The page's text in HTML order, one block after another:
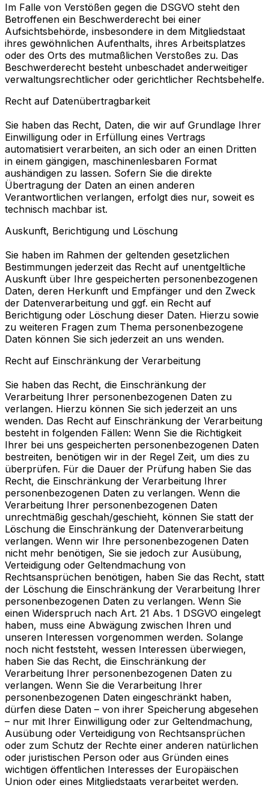
Im Falle von Verstößen gegen die DSGVO steht den
Betroffenen ein Beschwerderecht bei einer
Aufsichtsbehörde, insbesondere in dem Mitgliedstaat
ihres gewöhnlichen Aufenthalts, ihres Arbeitsplatzes
oder des Orts des mutmaßlichen Verstoßes zu. Das
Beschwerderecht besteht unbeschadet anderweitiger
verwaltungsrechtlicher oder gerichtlicher Rechtsbehelfe.
Recht auf Datenübertragbarkeit
Sie haben das Recht, Daten, die wir auf Grundlage Ihrer
Einwilligung oder in Erfüllung eines Vertrags
automatisiert verarbeiten, an sich oder an einen Dritten
in einem gängigen, maschinenlesbaren Format
aushändigen zu lassen. Sofern Sie die direkte
Übertragung der Daten an einen anderen
Verantwortlichen verlangen, erfolgt dies nur, soweit es
technisch machbar ist.
Auskunft, Berichtigung und Löschung
Sie haben im Rahmen der geltenden gesetzlichen
Bestimmungen jederzeit das Recht auf unentgeltliche
Auskunft über Ihre gespeicherten personenbezogenen
Daten, deren Herkunft und Empfänger und den Zweck
der Datenverarbeitung und ggf. ein Recht auf
Berichtigung oder Löschung dieser Daten. Hierzu sowie
zu weiteren Fragen zum Thema personenbezogene
Daten können Sie sich jederzeit an uns wenden.
Recht auf Einschränkung der Verarbeitung
Sie haben das Recht, die Einschränkung der
Verarbeitung Ihrer personenbezogenen Daten zu
verlangen. Hierzu können Sie sich jederzeit an uns
wenden. Das Recht auf Einschränkung der Verarbeitung
besteht in folgenden Fällen: Wenn Sie die Richtigkeit
Ihrer bei uns gespeicherten personenbezogenen Daten
bestreiten, benötigen wir in der Regel Zeit, um dies zu
überprüfen. Für die Dauer der Prüfung haben Sie das
Recht, die Einschränkung der Verarbeitung Ihrer
personenbezogenen Daten zu verlangen. Wenn die
Verarbeitung Ihrer personenbezogenen Daten
unrechtmäßig geschah/geschieht, können Sie statt der
Löschung die Einschränkung der Datenverarbeitung
verlangen. Wenn wir Ihre personenbezogenen Daten
nicht mehr benötigen, Sie sie jedoch zur Ausübung,
Verteidigung oder Geltendmachung von
Rechtsansprüchen benötigen, haben Sie das Recht, statt
der Löschung die Einschränkung der Verarbeitung Ihrer
personenbezogenen Daten zu verlangen. Wenn Sie
einen Widerspruch nach Art. 21 Abs. 1 DSGVO eingelegt
haben, muss eine Abwägung zwischen Ihren und
unseren Interessen vorgenommen werden. Solange
noch nicht feststeht, wessen Interessen überwiegen,
haben Sie das Recht, die Einschränkung der
Verarbeitung Ihrer personenbezogenen Daten zu
verlangen. Wenn Sie die Verarbeitung Ihrer
personenbezogenen Daten eingeschränkt haben,
dürfen diese Daten – von ihrer Speicherung abgesehen
– nur mit Ihrer Einwilligung oder zur Geltendmachung,
Ausübung oder Verteidigung von Rechtsansprüchen
oder zum Schutz der Rechte einer anderen natürlichen
oder juristischen Person oder aus Gründen eines
wichtigen öffentlichen Interesses der Europäischen
Union oder eines Mitgliedstaats verarbeitet werden.